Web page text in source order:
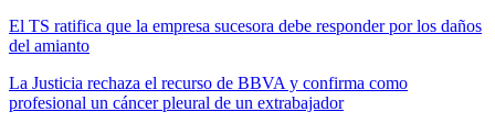
El TS ratifica que la empresa sucesora debe responder por los daños
del amianto
La Justicia rechaza el recurso de BBVA y confirma como
profesional un cáncer pleural de un extrabajador